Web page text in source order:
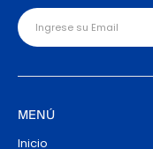
MENÚ
Inicio